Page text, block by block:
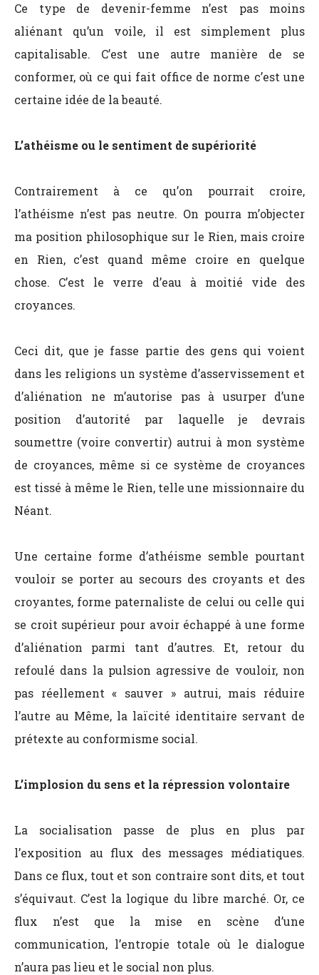
Ce type de devenir-femme n’est pas moins
aliénant qu’un voile, il est simplement plus
capitalisable. C’est une autre manière de se
conformer, où ce qui fait office de norme c’est une
certaine idée de la beauté.
L’athéisme ou le sentiment de supériorité
Contrairement à ce qu’on pourrait croire,
l’athéisme n’est pas neutre. On pourra m’objecter
ma position philosophique sur le Rien, mais croire
en Rien, c’est quand même croire en quelque
chose. C’est le verre d’eau à moitié vide des
croyances.
Ceci dit, que je fasse partie des gens qui voient
dans les religions un système d’asservissement et
d’aliénation ne m’autorise pas à usurper d’une
position d’autorité par laquelle je devrais
soumettre (voire convertir) autrui à mon système
de croyances, même si ce système de croyances
est tissé à même le Rien, telle une missionnaire du
Néant.
Une certaine forme d’athéisme semble pourtant
vouloir se porter au secours des croyants et des
croyantes, forme paternaliste de celui ou celle qui
se croit supérieur pour avoir échappé à une forme
d’aliénation parmi tant d’autres. Et, retour du
refoulé dans la pulsion agressive de vouloir, non
pas réellement « sauver » autrui, mais réduire
l’autre au Même, la laïcité identitaire servant de
prétexte au conformisme social.
L’implosion du sens et la répression volontaire
La socialisation passe de plus en plus par
l’exposition au flux des messages médiatiques.
Dans ce flux, tout et son contraire sont dits, et tout
s’équivaut. C’est la logique du libre marché. Or, ce
flux n’est que la mise en scène d’une
communication, l’entropie totale où le dialogue
n’aura pas lieu et le social non plus.